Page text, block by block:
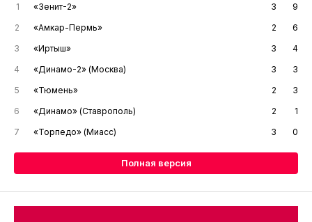
1 «Зенит-2» 3
9
2
«Амкар-Пермь» 2
6
3
«Иртыш» 3
4
4
«Динамо-2» (Москва) 3
3
5
«Тюмень» 2
3
6
«Динамо» (Ставрополь) 2
1
7
«Торпедо» (Миасс) 3 0
Полная версия